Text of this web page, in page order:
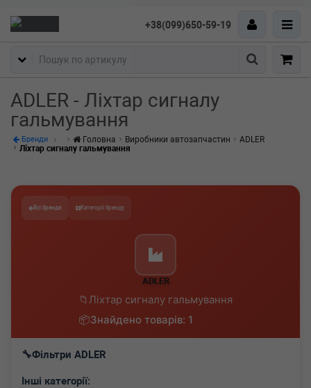
+38(099)650-59-19
Пошук
ADLER - Ліхтар сигналу
гальмування
Бренди Головна Виробники автозапчастин
ADLER
Ліхтар сигналу гальмування
Всі бренди Категорії бренду
ADLER
Ліхтар сигналу гальмування
Знайдено товарів: 1
Фільтри ADLER
Інші категорії: